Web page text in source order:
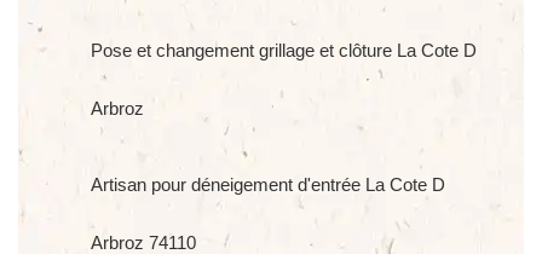
Pose et changement grillage et clôture La Cote D
Arbroz
Artisan pour déneigement d'entrée La Cote D
Arbroz 74110